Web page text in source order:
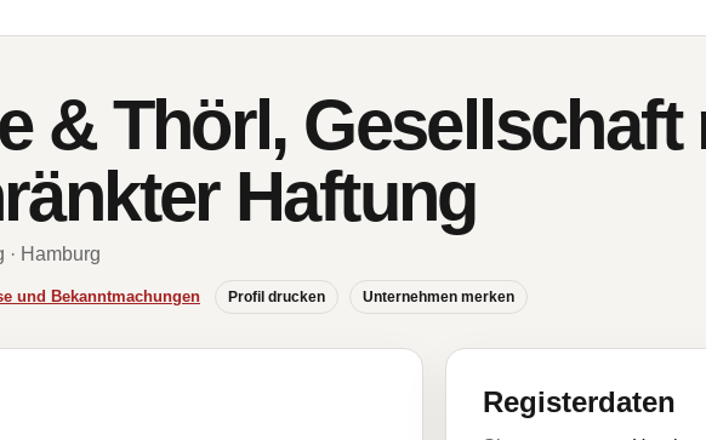
& Thörl, Gesellschaft
Haftung
· Hamburg
und Bekanntmachungen Profil drucken Unternehmen merken
Registerdaten